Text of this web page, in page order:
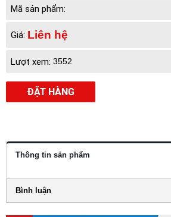
Mã sản phẩm:
Giá: Liên hệ
Lượt xem: 3552
ĐẶT HÀNG
Thông tin sản phẩm
Bình luận